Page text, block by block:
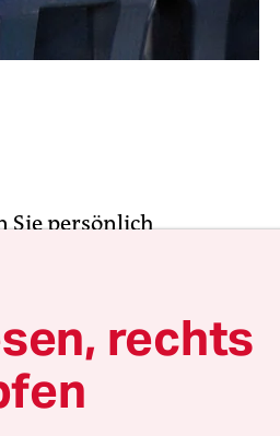
Sie persönlich
Experten
Öko-Messe BioFach.
Wunder: Mödinger ist
Der Verein
nach seinen
rechts